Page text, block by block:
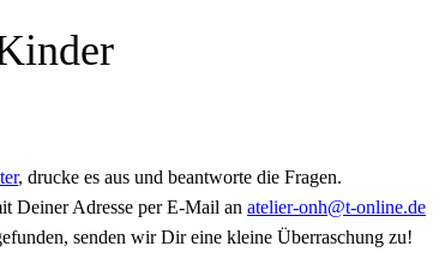
, drucke es aus und beantworte die Fragen.
Deiner Adresse per E-Mail an atelier-onh@t-online.de
senden wir Dir eine kleine Überraschung zu!